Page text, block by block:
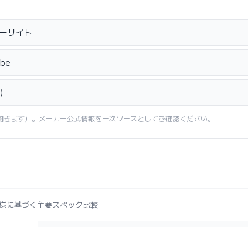
サイト
ます）。メーカー公式情報を一次ソースとしてご確認ください。
に基づく主要スペック比較